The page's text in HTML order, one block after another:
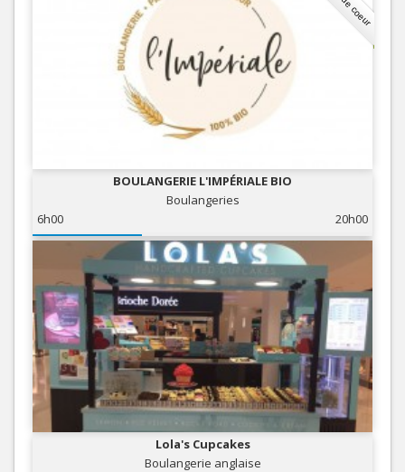
BOULANGERIE L'IMPÉRIALE BIO
Boulangeries
6h00
20h00
Lola's Cupcakes
Boulangerie anglaise